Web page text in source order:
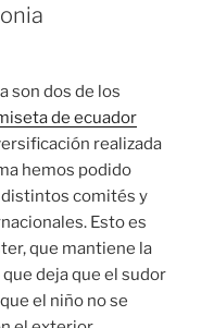
son dos de los
de ecuador
realizada
hemos podido
comités y
Esto es
que mantiene la
deja que el sudor
el niño no se